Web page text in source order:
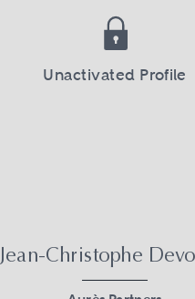
Unactivated Profile
Jean-Christophe